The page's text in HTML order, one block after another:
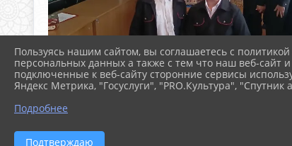
Пользуясь нашим сайтом, вы соглашаетесь с политикой
персональных данных а также с тем что наш веб-сайт и
подключенные к веб-сайту сторонние сервисы
Яндекс Метрика, "Госуслуги", "PRO.Культура", "Спутник
Подробнее
Подтверждаю